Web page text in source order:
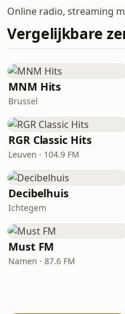
Online radio, streaming
Vergelijkbare
MNM Hits
Brussel
RGR Classic Hits
Leuven · 104.9 FM
Decibelhuis
Ichtegem
Must FM
Namen · 87.6 FM